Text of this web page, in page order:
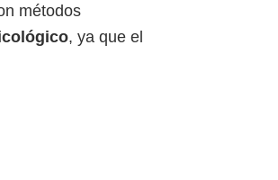
métodos
, ya que el